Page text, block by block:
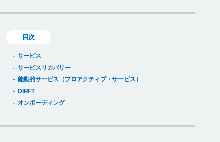
目次
サービス
サービスリカバリー
能動的サービス（プロアクティブ・サービス）
DIRFT
オンボーディング